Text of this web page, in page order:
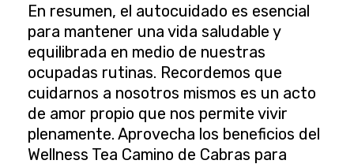
En resumen, el autocuidado es esencial
para mantener una vida saludable y
equilibrada en medio de nuestras
ocupadas rutinas. Recordemos que
cuidarnos a nosotros mismos es un acto
de amor propio que nos permite vivir
plenamente. Aprovecha los beneficios del
Wellness Tea Camino de Cabras para